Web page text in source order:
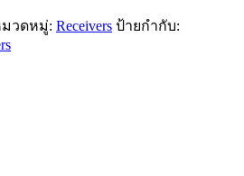
วดหมู่: Receivers ป้ายกำกับ: